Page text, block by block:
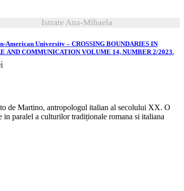
Istrate Ana-Mihaela
American University – CROSSING BOUNDARIES IN
AND COMMUNICATION VOLUME 14, NUMBER 2/2023.